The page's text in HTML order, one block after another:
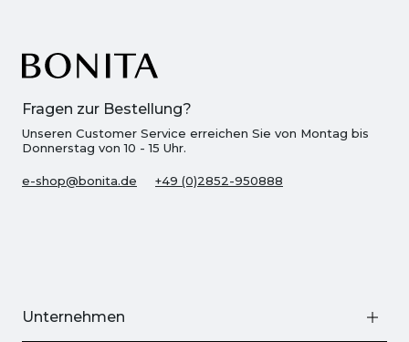
Fragen zur Bestellung?
Unseren Customer Service erreichen Sie von Montag bis
Donnerstag von 10 - 15 Uhr.
e-shop@bonita.de +49 (0)2852-950888
Unternehmen